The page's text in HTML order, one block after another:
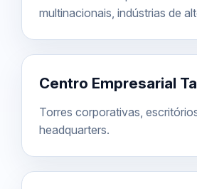
multinacionais, indústrias de
Centro Empresarial
Torres corporativas,
headquarters.